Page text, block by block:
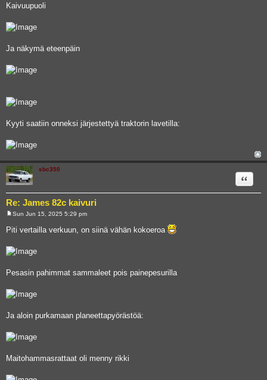
Kaivuupuoli
Ja näkymä eteenpäin
Kyyti saatiin onneksi järjestettyä traktorin lavetilla:
sbc350
Re: James 82c kaivuri
Quote
o
s
Sun Jun 15, 2025 5:29 pm
Piti vertailla verkuun, on siinä vähän kokoeroa
Pesasin pahimmat sammaleet pois painepesurilla
Ja aloin purkamaan planeettapyörästöä:
Maitohammasrattaat oli menny rikki